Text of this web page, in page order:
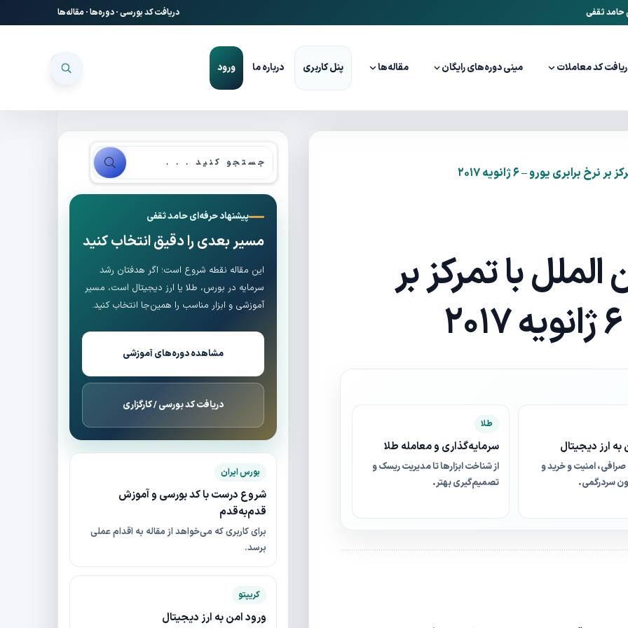
حامد ثقفی دریافت کد بورسی·دوره‌ها·مقاله‌ها
کد معاملات مینی دوره‌های رایگان مقاله‌ها پنل کاربری درباره ما ورود
برابری یورو – ۶ ژانویه ۲۰۱۷
با تمرکز بر
ارز دیجیتال
امنیت و خرید و
سردرگمی.
طلا
سرمایه‌گذاری و معامله طلا
از شناخت ابزارها تا مدیریت ریسک و
تصمیم‌گیری بهتر.
پیشنهاد حرفه‌ای حامد ثقفی
مسیر بعدی را دقیق انتخاب کنید
این مقاله نقطه شروع است؛ اگر هدفتان رشد
سرمایه در بورس، طلا یا ارز دیجیتال است، مسیر
آموزشی و ابزار مناسب را همین‌جا انتخاب کنید.
مشاهده دوره‌های آموزشی
دریافت کد بورسی / کارگزاری
بورس ایران
شروع درست با کد بورسی و آموزش
قدم‌به‌قدم
برای کاربری که می‌خواهد از مقاله به اقدام عملی
برسد.
کریپتو
ورود امن به ارز دیجیتال